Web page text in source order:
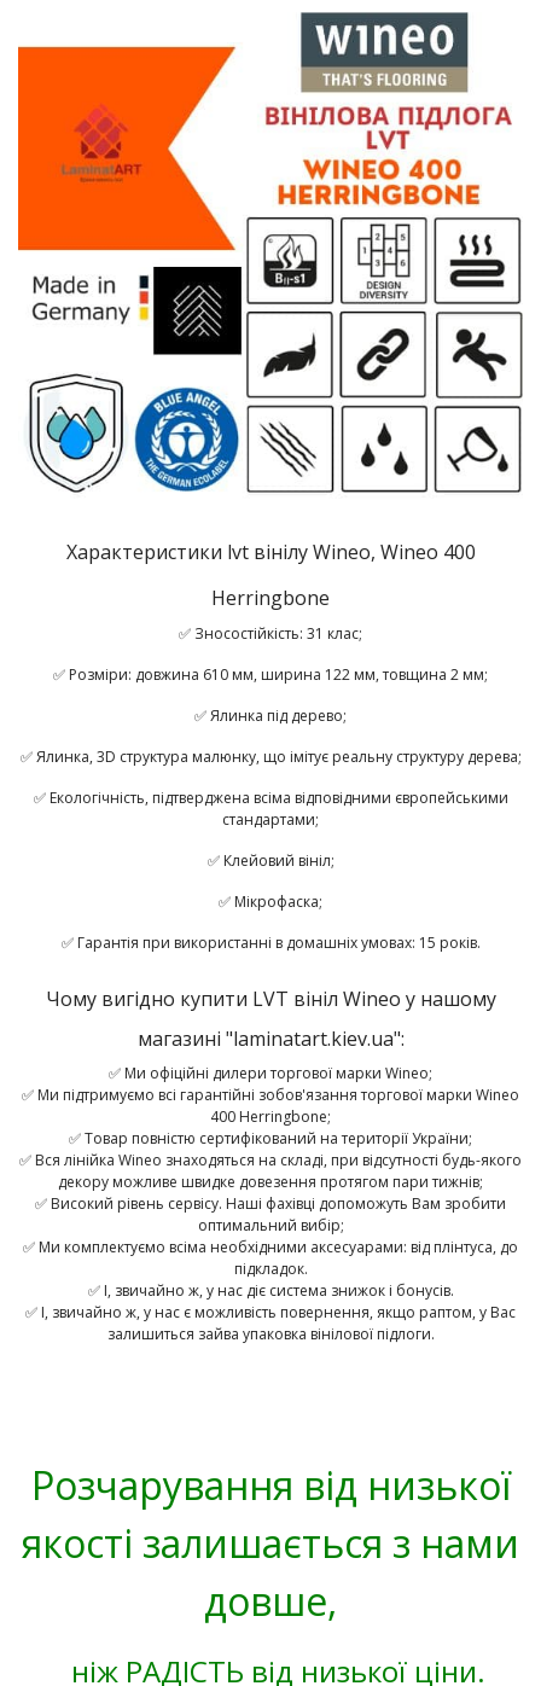
Характеристики lvt вінілу Wineo, Wineo 400
Herringbone
✅ Зносостійкість: 31 клас;
✅ Розміри: довжина 610 мм, ширина 122 мм, товщина 2 мм;
✅ Ялинка під дерево;
✅ Ялинка, 3D структура малюнку, що імітує реальну структуру дерева;
✅ Екологічність, підтверджена всіма відповідними європейськими
стандартами;
✅ Клейовий вініл;
✅ Мікрофаска;
✅ Гарантія при використанні в домашніх умовах: 15 років.
Чому вигідно купити LVT вініл Wineo у нашому
магазині "laminatart.kiev.ua":
✅ Ми офіційні дилери торгової марки Wineo;
✅ Ми підтримуємо всі гарантійні зобов'язання торгової марки Wineo
400 Herringbone;
✅ Товар повністю сертифікований на території України;
✅ Вся лінійка Wineo знаходяться на складі, при відсутності будь-якого
декору можливе швидке довезення протягом пари тижнів;
✅ Високий рівень сервісу. Наші фахівці допоможуть Вам зробити
оптимальний вибір;
✅ Ми комплектуємо всіма необхідними аксесуарами: від плінтуса, до
підкладок.
✅ І, звичайно ж, у нас діє система знижок і бонусів.
✅ І, звичайно ж, у нас є можливість повернення, якщо раптом, у Вас
залишиться зайва упаковка вінілової підлоги.
Розчарування від низької
якості залишається з нами
довше,
ніж РАДІСТЬ від низької ціни.